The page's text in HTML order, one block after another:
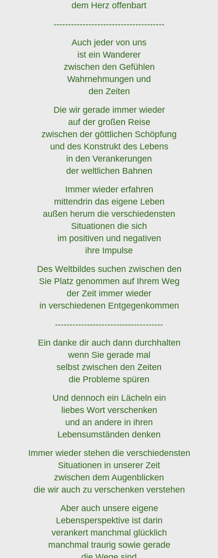
dem Herz offenbart
--------------------------------------
Auch jeder von uns
ist ein Wanderer
zwischen den Gefühlen
Wahrnehmungen und
den Zeiten
Die wir gerade immer wieder
auf der großen Reise
zwischen der göttlichen Schöpfung
und des Konstrukt des Lebens
in den Verankerungen
der weltlichen Bahnen
Immer wieder erfahren
mittendrin das eigene Leben
außen herum die verschiedensten
Situationen die sich
im positiven und negativen
ihre Impulse
Des Weltbildes suchen zwischen den
Sie Platz genommen auf Ihrem Weg
der Zeit immer wieder
in verschiedenen Entgegenkommen
-------------------------------------
Ein danke dir auch dann durchhalten
wenn Sie gerade mal
selbst zwischen den Zeiten
die Probleme spüren
Und dennoch ein Lächeln ein
liebes Wort verschenken
und an andere in ihren
Lebensumständen denken
Immer wieder stehen die verschiedensten
Situationen in unserer Zeit
zwischen dem Augenblicken
die wir auch zu verschenken verstehen
Aber auch unsere eigene
Lebensperspektive ist darin
verankert manchmal glücklich
manchmal traurig sowie gerade